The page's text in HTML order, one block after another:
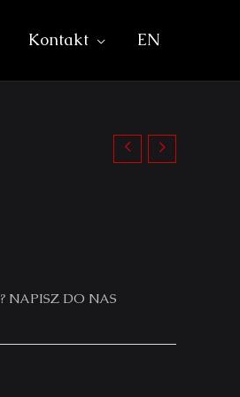
Kontakt EN
NAPISZ DO NAS